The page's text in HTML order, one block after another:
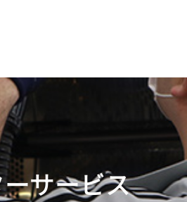
サービス